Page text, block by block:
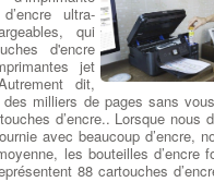
ultra-
qui
d'encre
jet
dit,
milliers de pages sans
d’encre.. Lorsque nous
avec beaucoup d’encre,
les bouteilles d’encre
88 cartouches